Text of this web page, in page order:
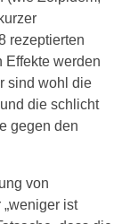
rezeptierten
Effekte werden
sind wohl die
die schlicht
gegen den
von
„weniger ist